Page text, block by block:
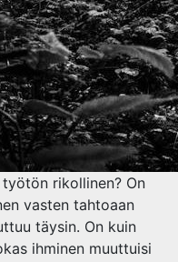
rikollinen? On
vasten tahtoaan
täysin. On kuin
ihminen muuttuisi